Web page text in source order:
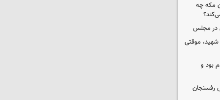
مکه چه
در مجلس
شهید، موقتی
بود و
رفسنجان